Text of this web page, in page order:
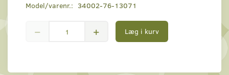
Model/varenr.: 34002-76-13071
Læg i kurv